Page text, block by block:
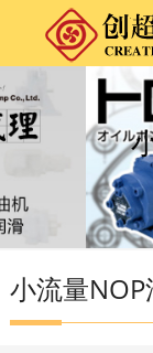
小流量NOP